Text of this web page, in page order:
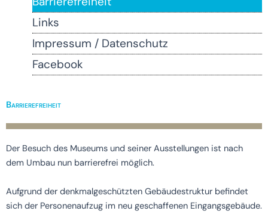
Links
Impressum / Datenschutz
Facebook
Barrierefreiheit
Der Besuch des Museums und seiner Ausstellungen ist nach
dem Umbau nun barrierefrei möglich.
Aufgrund der denkmalgeschützten Gebäudestruktur befindet
sich der Personenaufzug im neu geschaffenen Eingangsgebäude.